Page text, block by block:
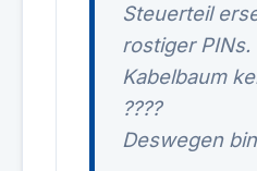
Steuerteil
rostiger PINs.
Kabelbaum
????
Deswegen